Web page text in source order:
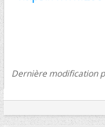
Dernière modification